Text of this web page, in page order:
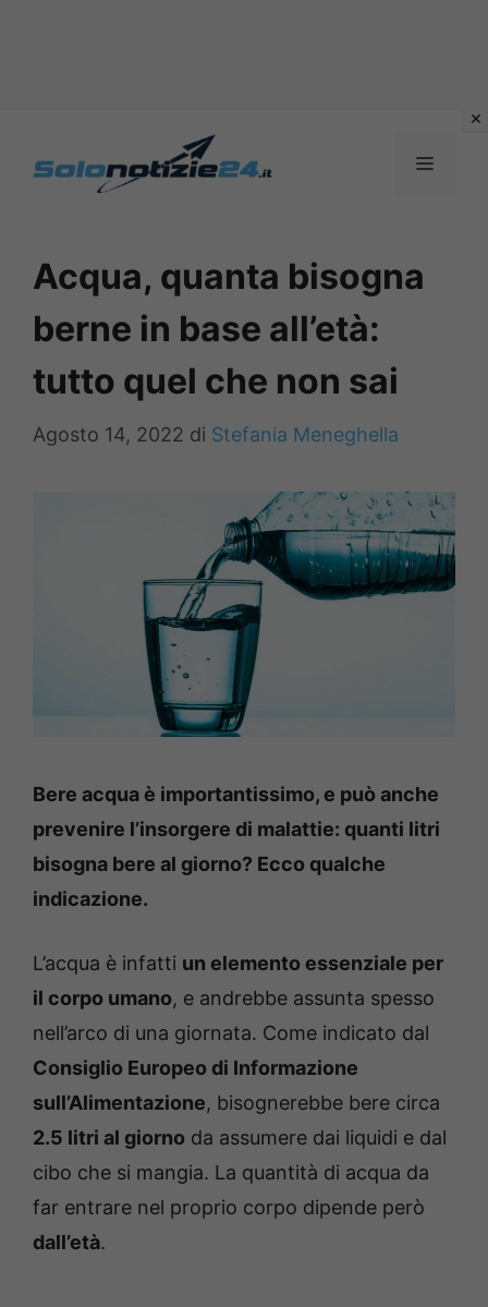
MENU
Acqua, quanta bisogna
berne in base all’età:
tutto quel che non sai
Agosto 14, 2022 di Stefania Meneghella
Bere acqua è importantissimo, e può anche
prevenire l’insorgere di malattie: quanti litri
bisogna bere al giorno? Ecco qualche
indicazione.
L’acqua è infatti un elemento essenziale per
il corpo umano, e andrebbe assunta spesso
nell’arco di una giornata. Come indicato dal
Consiglio Europeo di Informazione
sull’Alimentazione, bisognerebbe bere circa
2.5 litri al giorno da assumere dai liquidi e dal
cibo che si mangia. La quantità di acqua da
far entrare nel proprio corpo dipende però
dall’età.